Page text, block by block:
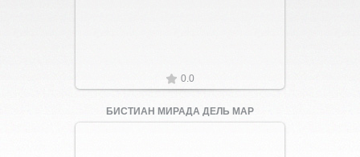
0.0
БИСТИАН МИРАДА ДЕЛЬ МАР